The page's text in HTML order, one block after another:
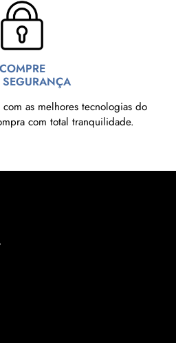
COMPRE
as melhores tecnologias do
com total tranquilidade.